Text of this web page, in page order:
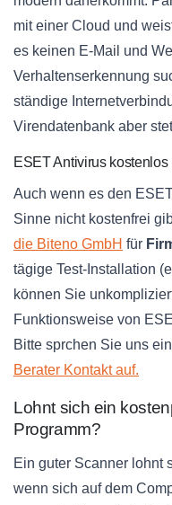
mit einer Cloud und
es keinen E-Mail und
Verhaltenserkennung
ständige
Virendatenbank aber
ESET Antivirus kostenlos
Auch wenn es den
Sinne nicht kostenfrei
die Biteno GmbH für
tägige Test-Installation
können Sie
Funktionsweise von
Bitte sprchen Sie uns
Berater Kontakt auf.
Lohnt sich ein
Programm?
Ein guter Scanner lohnt
wenn sich auf dem